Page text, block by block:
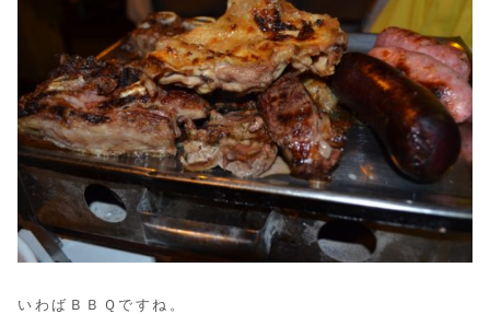
いわばＢＢＱですね。